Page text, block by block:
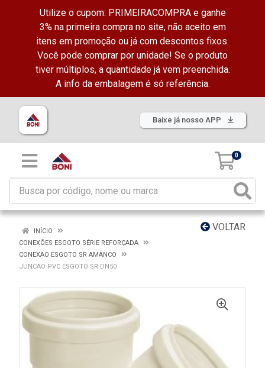
Utilize o cupom: PRIMEIRACOMPRA e ganhe
3% na primeira compra no site, não aceito em
itens em promoção ou já com descontos fixos.
Você pode comprar por unidade! Se o produto
tiver múltiplos, a quantidade já vem preenchida.
A info da embalagem é só referência.
Baixe já nosso APP
0
VOLTAR
INÍCIO
CONEXÕES ESGOTO SÉRIE REFORÇADA
CONEXAO ESGOTO SR AMANCO
JUNCAO PVC ESGOTO SR DN50